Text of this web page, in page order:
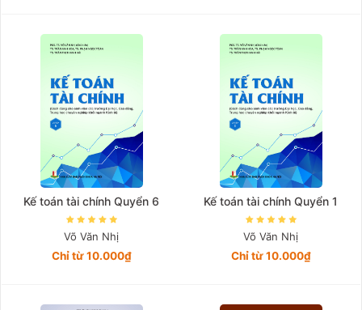
Kế toán tài chính Quyển 6
Võ Văn Nhị
Chỉ từ 10.000₫
Kế toán tài chính Quyển 1
Võ Văn Nhị
Chỉ từ 10.000₫